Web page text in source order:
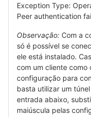
Exception Type:
Peer authentication
Observação: Com a
só é possível se
ele está instalado.
com um cliente como
configuração para
basta utilizar um
entrada abaixo,
maiúscula pelas